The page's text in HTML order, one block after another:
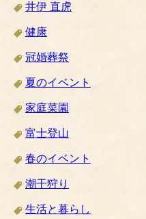
井伊 直虎
健康
冠婚葬祭
夏のイベント
家庭菜園
富士登山
春のイベント
潮干狩り
生活と暮らし